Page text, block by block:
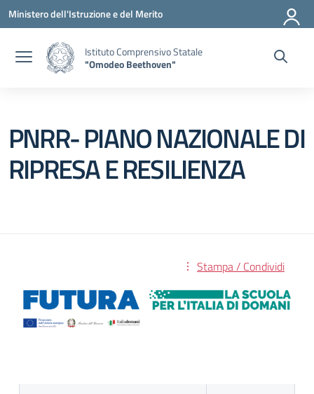
Vai ai contenuti
Vai al menu di navigazione
Vai al footer
Ministero dell'Istruzione e del Merito
Istituto Comprensivo Statale
"Omodeo Beethoven"
PNRR- PIANO NAZIONALE DI
RIPRESA E RESILIENZA
Stampa / Condividi